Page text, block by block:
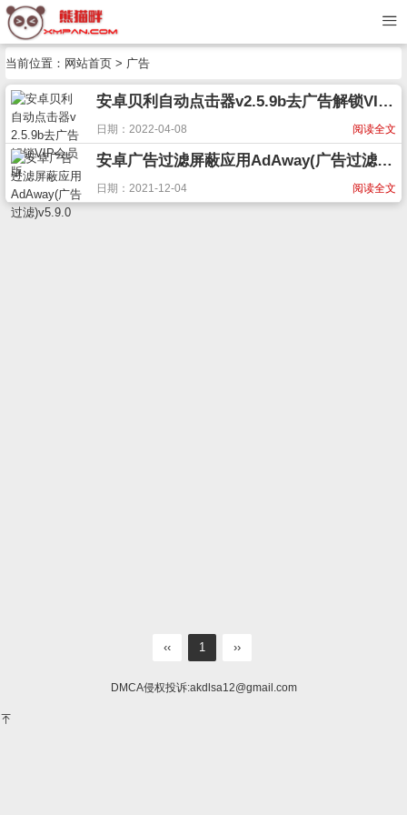
当前位置： 网站首页 > 广告
安卓贝利自动点击器v2.5.9b去广告解锁VIP会员版
阅读全文
日期：2022-04-08
安卓广告过滤屏蔽应用AdAway(广告过滤)v5.9.0
阅读全文
日期：2021-12-04
‹‹ 1 ››
DMCA侵权投诉:akdlsa12@gmail.com